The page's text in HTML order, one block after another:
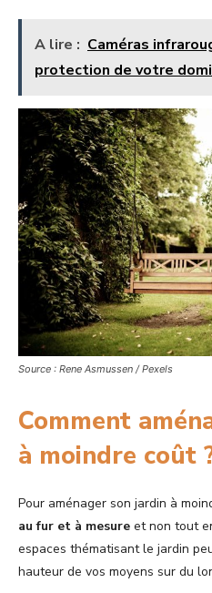
A lire : Caméras
protection de votre
Source : Rene Asmussen / Pexels
Comment
à moindre coût
Pour aménager son jardin à
au fur et à mesure et non tout
espaces thématisant le jardin
hauteur de vos moyens sur du